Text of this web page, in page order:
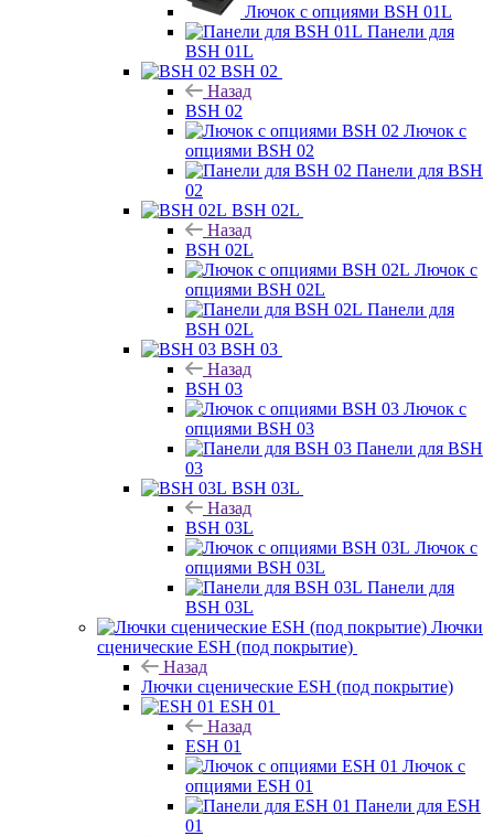
Лючок с опциями BSH 01L
Панели для
BSH 01L
BSH 02
Назад
BSH 02
Лючок с
опциями BSH 02
Панели для BSH
02
BSH 02L
Назад
BSH 02L
Лючок с
опциями BSH 02L
Панели для
BSH 02L
BSH 03
Назад
BSH 03
Лючок с
опциями BSH 03
Панели для BSH
03
BSH 03L
Назад
BSH 03L
Лючок с
опциями BSH 03L
Панели для
BSH 03L
Лючки
сценические ESH (под покрытие)
Назад
Лючки сценические ESH (под покрытие)
ESH 01
Назад
ESH 01
Лючок с
опциями ESH 01
Панели для ESH
01